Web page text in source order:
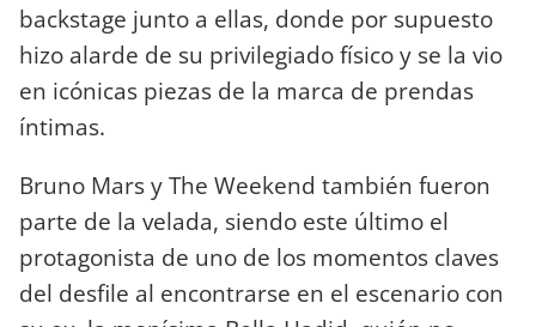
backstage junto a ellas, donde por supuesto
hizo alarde de su privilegiado físico y se la vio
en icónicas piezas de la marca de prendas
íntimas.
Bruno Mars y The Weekend también fueron
parte de la velada, siendo este último el
protagonista de uno de los momentos claves
del desfile al encontrarse en el escenario con